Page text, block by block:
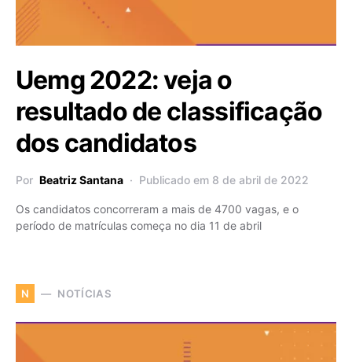
Uemg 2022: veja o
resultado de classificação
dos candidatos
Por Beatriz Santana Publicado em 8 de abril de 2022
Os candidatos concorreram a mais de 4700 vagas, e o
período de matrículas começa no dia 11 de abril
N NOTÍCIAS